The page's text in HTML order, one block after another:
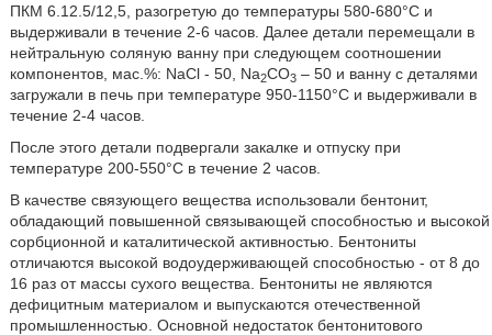
ПКМ 6.12.5/12,5, разогретую до температуры 580-680°C и
выдерживали в течение 2-6 часов. Далее детали перемещали в
нейтральную соляную ванну при следующем соотношении
компонентов, мас.%: NaCl - 50, Na2CO3– 50 и ванну с деталями
загружали в печь при температуре 950-1150°С и выдерживали в
течение 2-4 часов.
После этого детали подвергали закалке и отпуску при
температуре 200-550°С в течение 2 часов.
В качестве связующего вещества использовали бентонит,
обладающий повышенной связывающей способностью и высокой
сорбционной и каталитической активностью. Бентониты
отличаются высокой водоудерживающей способностью - от 8 до
16 раз от массы сухого вещества. Бентониты не являются
дефицитным материалом и выпускаются отечественной
промышленностью. Основной недостаток бентонитового